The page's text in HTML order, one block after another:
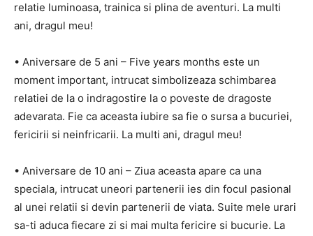
relatie luminoasa, trainica si plina de aventuri. La multi
ani, dragul meu!
• Aniversare de 5 ani – Five years months este un
moment important, intrucat simbolizeaza schimbarea
relatiei de la o indragostire la o poveste de dragoste
adevarata. Fie ca aceasta iubire sa fie o sursa a bucuriei,
fericirii si neinfricarii. La multi ani, dragul meu!
• Aniversare de 10 ani – Ziua aceasta apare ca una
speciala, intrucat uneori partenerii ies din focul pasional
al unei relatii si devin partenerii de viata. Suite mele urari
sa-ti aduca fiecare zi si mai multa fericire si bucurie. La